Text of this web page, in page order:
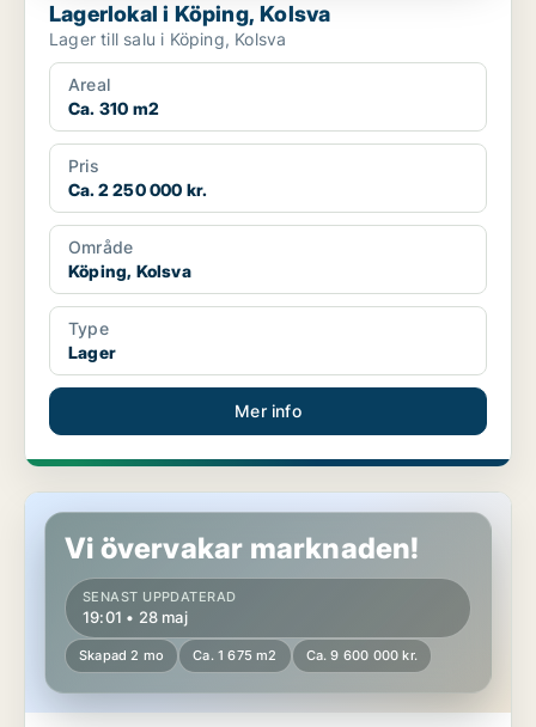
Lagerlokal i Köping, Kolsva
Lager till salu i Köping, Kolsva
Areal
Ca. 310 m2
Pris
Ca. 2 250 000 kr.
Område
Köping, Kolsva
Type
Lager
Mer info
Lagerlokal i Köping
Vi övervakar marknaden!
SENAST UPPDATERAD
19:01 • 28 maj
Skapad 2 mo Ca. 1 675 m2 Ca. 9 600 000 kr.